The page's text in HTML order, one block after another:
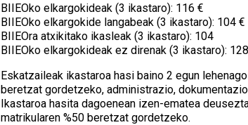
BIIEOko elkargokideak (3 ikastaro): 116 €
BIIEOko elkargokide langabeak (3 ikastaro): 104 €
BIIEOra atxikitako ikasleak (3 ikastaro): 104
BIIEOko elkargokideak ez direnak (3 ikastaro):
Eskatzaileak ikastaroa hasi baino 2 egun
beretzat gordetzeko, administrazio,
Ikastaroa hasita dagoenean izen-ematea
matrikularen %50 beretzat gordetzeko.